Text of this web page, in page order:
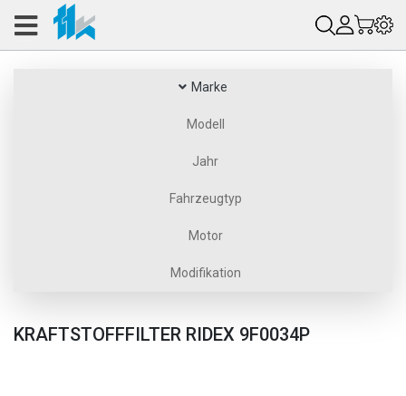
Marke
Modell
Jahr
Fahrzeugtyp
Motor
Modifikation
KRAFTSTOFFFILTER RIDEX 9F0034P